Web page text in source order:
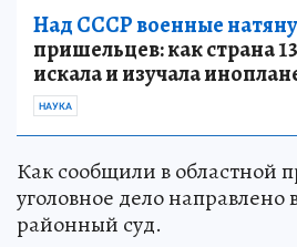
Над СССР военные
пришельцев: как страна
искала и изучала
НАУКА
Как сообщили в областной
уголовное дело направлено
районный суд.